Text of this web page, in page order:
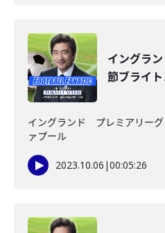
イングラ
節ブライ
イングランド プレミアリー
ァプール
2023.10.06 |00:05:26